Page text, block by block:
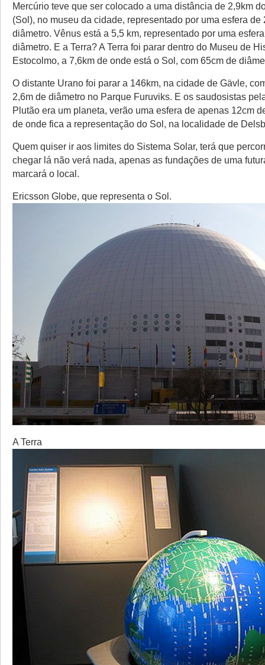
Mercúrio teve que ser colocado a uma distância de 2,9km
(Sol), no museu da cidade, representado por uma esfera de
diâmetro. Vênus está a 5,5 km, representado por uma
diâmetro. E a Terra? A Terra foi parar dentro do Museu de
Estocolmo, a 7,6km de onde está o Sol, com 65cm de
O distante Urano foi parar a 146km, na cidade de Gävle,
2,6m de diâmetro no Parque Furuviks. E os saudosistas
Plutão era um planeta, verão uma esfera de apenas 12cm
de onde fica a representação do Sol, na localidade de
Quem quiser ir aos limites do Sistema Solar, terá que
chegar lá não verá nada, apenas as fundações de uma
marcará o local.
Ericsson Globe, que representa o Sol.
A Terra